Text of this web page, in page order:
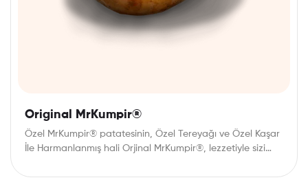
Original MrKumpir®
Özel MrKumpir® patatesinin, Özel Tereyağı ve Özel Kaşar
İle Harmanlanmış hali Orjinal MrKumpir®, lezzetiyle sizi…